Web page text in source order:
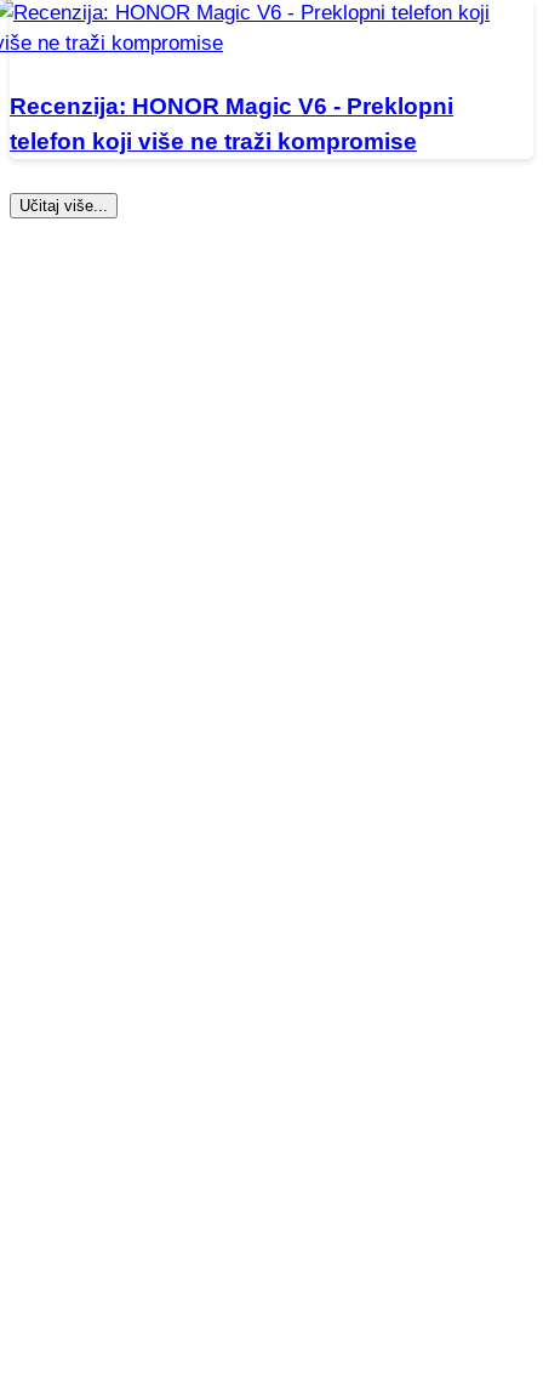
Recenzija: HONOR Magic V6 - Preklopni
telefon koji više ne traži kompromise
Učitaj više...